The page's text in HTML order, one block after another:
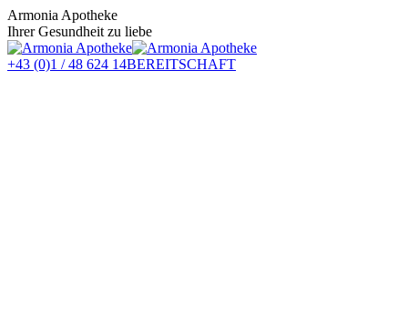
Zum
Inhalt
springen
Armonia Apotheke
Ihrer Gesundheit zu liebe
+43 (0)1 / 48 624 14BEREITSCHAFT